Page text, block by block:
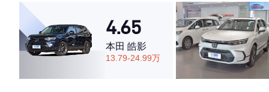
4.65
本田 皓影
13.79-24.99万